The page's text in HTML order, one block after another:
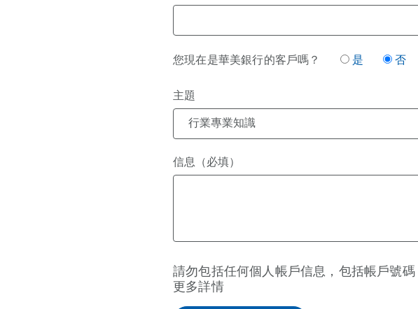
您現在是華美銀行的客戶嗎？ 是 否
主題
行業專業知識
信息（必填）
請勿包括任何個人帳戶信息，包括帳戶號
更多詳情